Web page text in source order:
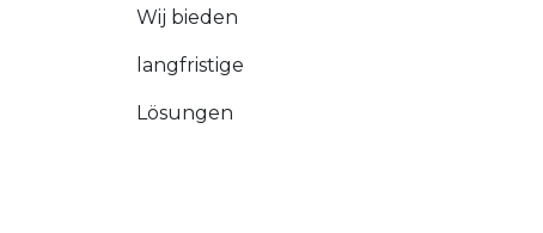
Wij bieden
langfristige
Lösungen